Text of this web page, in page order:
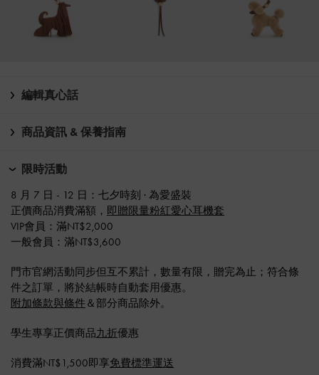
編輯真心話
商品資訊 & 保養指南
限時活動
8 月 7 日 - 12 日：七夕時刻 · 為愛盛裝​
正價商品消費滿額， 即贈限量粉紅愛心耳機套
VIP會員：滿NT$2,000
一般會員：滿NT$3,600
門市官網活動同步但互不累計，數量有限，贈完為止；符合條
件之訂單，將於結帳時自動套用優惠。
附加條款與條件 ＆部分商品除外。
學生專享正價商品九折優惠
消費滿NT$1,500即享免費標準運送